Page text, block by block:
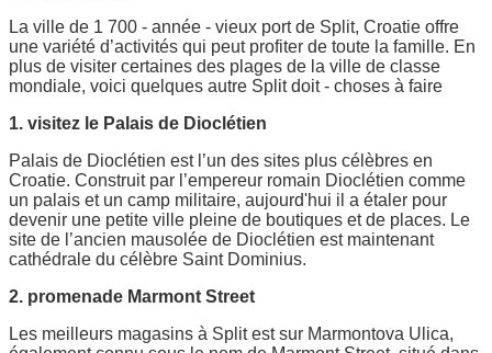
La ville de 1 700 - année - vieux port de Split, Croatie offre
une variété d’activités qui peut profiter de toute la famille. En
plus de visiter certaines des plages de la ville de classe
mondiale, voici quelques autre Split doit - choses à faire
1. visitez le Palais de Dioclétien
Palais de Dioclétien est l’un des sites plus célèbres en
Croatie. Construit par l’empereur romain Dioclétien comme
un palais et un camp militaire, aujourd'hui il a étaler pour
devenir une petite ville pleine de boutiques et de places. Le
site de l’ancien mausolée de Dioclétien est maintenant
cathédrale du célèbre Saint Dominius.
2. promenade Marmont Street
Les meilleurs magasins à Split est sur Marmontova Ulica,